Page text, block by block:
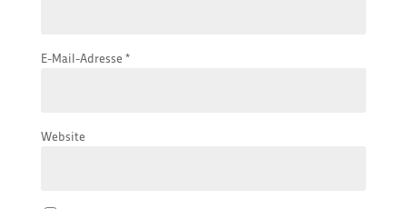
E-Mail-Adresse *
Website